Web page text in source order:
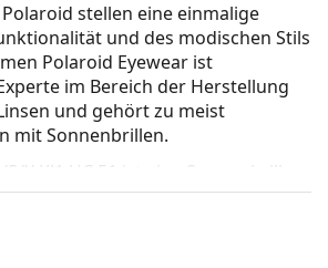
stellen eine einmalige
und des modischen Stils
Polaroid Eyewear ist
im Bereich der Herstellung
und gehört zu meist
mit Sonnenbrillen.
X KJ1 UC 51
ist eine Sonnenbrille
von Lentiamo